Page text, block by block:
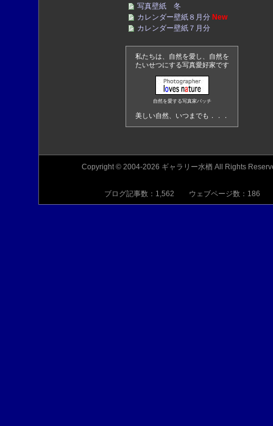
写真壁紙 冬
カレンダー壁紙８月分 New
カレンダー壁紙７月分
私たちは、自然を愛し、自然を
たいせつにする写真愛好家です
自然を愛する写真家バッチ
美しい自然、いつまでも．．．
Copyright © 2004-2026 ギャラリー水楢 All Rights
ブログ記事数：1,562 ウェブページ数：186